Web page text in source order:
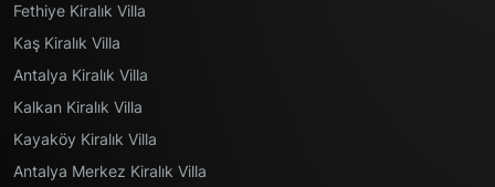
Fethiye Kiralık Villa
Kaş Kiralık Villa
Antalya Kiralık Villa
Kalkan Kiralık Villa
Kayaköy Kiralık Villa
Antalya Merkez Kiralık Villa